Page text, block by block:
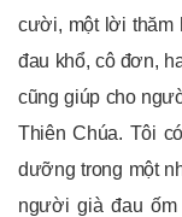
cười, một lời thăm
đau khổ, cô đơn,
cũng giúp cho
Thiên Chúa. Tôi
dưỡng trong một
người già đau ốm